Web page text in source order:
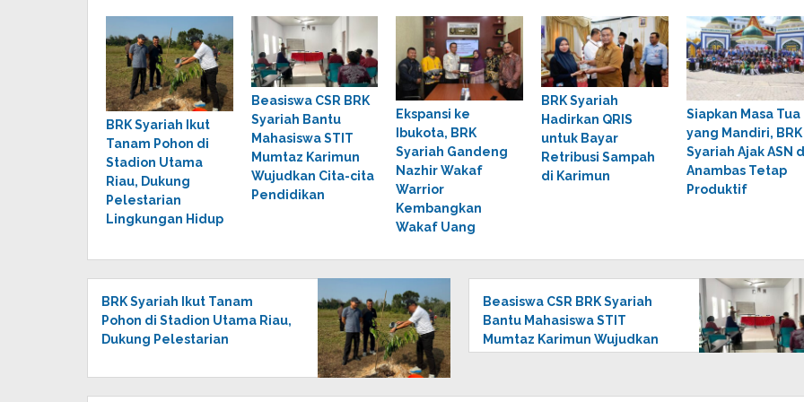
BRK Syariah Ikut
Tanam Pohon di
Stadion Utama
Riau, Dukung
Pelestarian
Lingkungan Hidup
Beasiswa CSR BRK
Syariah Bantu
Mahasiswa STIT
Mumtaz Karimun
Wujudkan Cita-cita
Pendidikan
Ekspansi ke
Ibukota, BRK
Syariah Gandeng
Nazhir Wakaf
Warrior
Kembangkan
Wakaf Uang
BRK Syariah
Hadirkan QRIS
untuk Bayar
Retribusi Sampah
di Karimun
Siapkan Masa Tua
yang Mandiri, BRK
Syariah Ajak ASN
Anambas Tetap
Produktif
BRK Syariah Ikut Tanam
Pohon di Stadion Utama Riau,
Dukung Pelestarian
Beasiswa CSR BRK Syariah
Bantu Mahasiswa STIT
Mumtaz Karimun Wujudkan